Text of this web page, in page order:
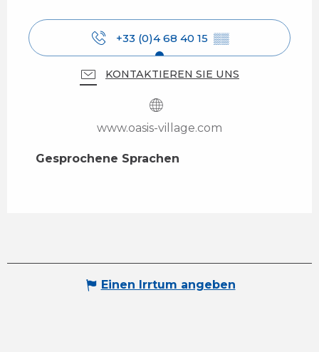
+33 (0)4 68 40 15 ▒▒
KONTAKTIEREN SIE UNS
www.oasis-village.com
Gesprochene Sprachen
Gesprochene Sprachen
Einen Irrtum angeben